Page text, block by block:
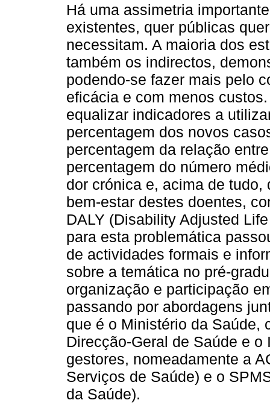
Há uma assimetria
existentes, quer públicas
necessitam. A maioria dos
também os indirectos,
podendo-se fazer mais pelo
eficácia e com menos
equalizar indicadores a
percentagem dos novos
percentagem da relação
percentagem do número
dor crónica e, acima de
bem-estar destes doentes,
DALY (Disability Adjusted
para esta problemática
de actividades formais e
sobre a temática no pré-
organização e participação
passando por abordagens
que é o Ministério da Saúde,
Direcção-Geral de Saúde e
gestores, nomeadamente a
Serviços de Saúde) e o
da Saúde).